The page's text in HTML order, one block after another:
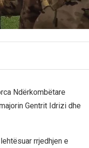
Ndërkombëtare
Gentrit Idrizi dhe
rrjedhjen e